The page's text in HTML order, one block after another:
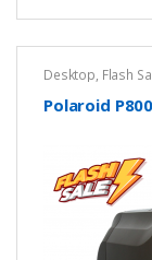
Desktop, Flash
Polaroid